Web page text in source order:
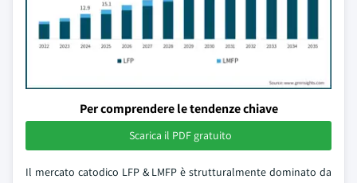
Per comprendere le tendenze chiave
Scarica il PDF gratuito
Il mercato catodico LFP & LMFP è strutturalmente dominato da